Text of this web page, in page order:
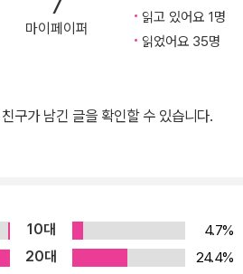
스릴러와 심리 스릴러가 결합된 방식은
국가로서 거듭났으나 급성장에 따른 부
여 건에 달하던 사이버 범죄가 5년만에
이중 50%는 온라인 게임 중독으로 인해
1만여 명에 이른다고 한다. 소설 \’팔란
러올 사회적 문제를 스릴러라는 장치를
고 있다. 특히 현실에서는 평범하던 사
마이페이퍼
읽고 있어요 1명
읽었어요 35명
구가 남긴 글을 확인할 수 있습니다.
10대
4.7%
20대
24.4%